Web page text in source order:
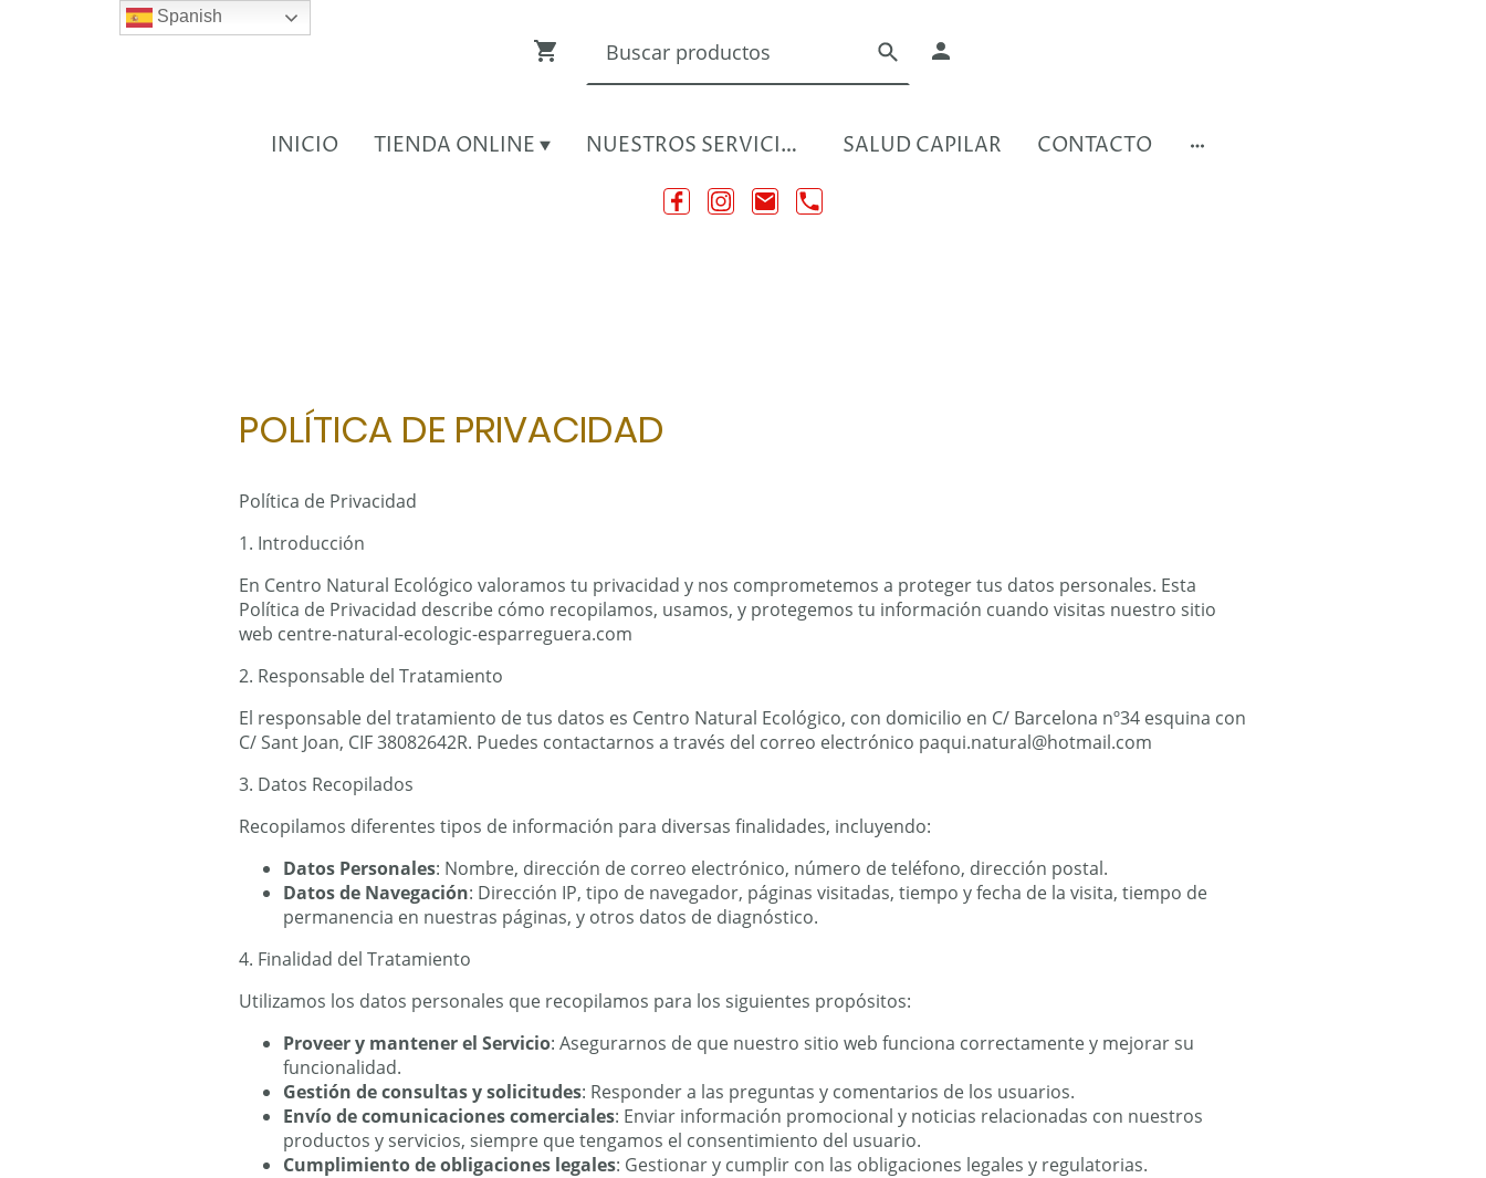
INICIO TIENDA ONLINE NUESTROS SERVICIOS SALUD CAPILAR CONTACTO
POLÍTICA DE PRIVACIDAD
Política de Privacidad
1. Introducción
En Centro Natural Ecológico valoramos tu privacidad y nos comprometemos a proteger tus datos personales. Esta
Política de Privacidad describe cómo recopilamos, usamos, y protegemos tu información cuando visitas nuestro sitio
web centre-natural-ecologic-esparreguera.com
2. Responsable del Tratamiento
El responsable del tratamiento de tus datos es Centro Natural Ecológico, con domicilio en C/ Barcelona nº34 esquina con
C/ Sant Joan, CIF 38082642R. Puedes contactarnos a través del correo electrónico paqui.natural@hotmail.com
3. Datos Recopilados
Recopilamos diferentes tipos de información para diversas finalidades, incluyendo:
Datos Personales: Nombre, dirección de correo electrónico, número de teléfono, dirección postal.
Datos de Navegación: Dirección IP, tipo de navegador, páginas visitadas, tiempo y fecha de la visita, tiempo de
permanencia en nuestras páginas, y otros datos de diagnóstico.
4. Finalidad del Tratamiento
Utilizamos los datos personales que recopilamos para los siguientes propósitos:
Proveer y mantener el Servicio: Asegurarnos de que nuestro sitio web funciona correctamente y mejorar su
funcionalidad.
Gestión de consultas y solicitudes: Responder a las preguntas y comentarios de los usuarios.
Envío de comunicaciones comerciales: Enviar información promocional y noticias relacionadas con nuestros
productos y servicios, siempre que tengamos el consentimiento del usuario.
Cumplimiento de obligaciones legales: Gestionar y cumplir con las obligaciones legales y regulatorias.
Spanish